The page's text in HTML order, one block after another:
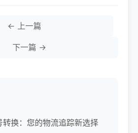
← 上一篇
下一篇 →
转换：您的物流追踪新选择